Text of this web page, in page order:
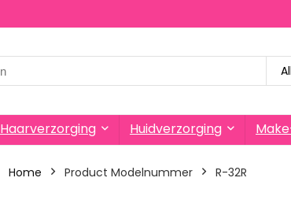
Haarverzorging Huidverzorging
Home Product Modelnummer ‎R-32R